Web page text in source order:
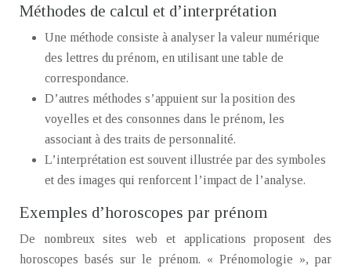
Méthodes de calcul et d’interprétation
Une méthode consiste à analyser la valeur numérique
des lettres du prénom, en utilisant une table de
correspondance.
D’autres méthodes s’appuient sur la position des
voyelles et des consonnes dans le prénom, les
associant à des traits de personnalité.
L’interprétation est souvent illustrée par des symboles
et des images qui renforcent l’impact de l’analyse.
Exemples d’horoscopes par prénom
De nombreux sites web et applications proposent des
horoscopes basés sur le prénom. « Prénomologie », par